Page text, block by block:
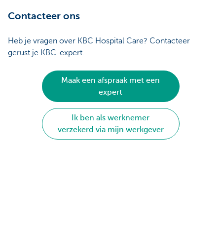
Contacteer ons
Heb je vragen over KBC Hospital Care? Contacteer
gerust je KBC-expert.
Maak een afspraak met een
expert
Ik ben als werknemer
verzekerd via mijn werkgever